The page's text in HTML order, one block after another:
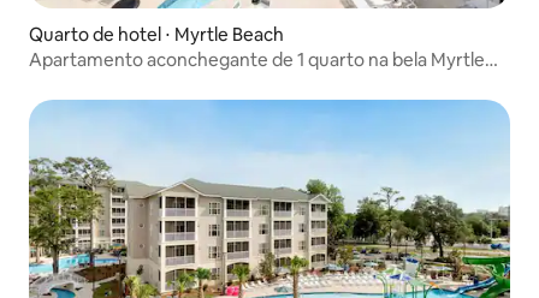
Quarto de hotel ⋅ Myrtle Beach
Apartamento aconchegante de 1 quarto na bela Myrtle